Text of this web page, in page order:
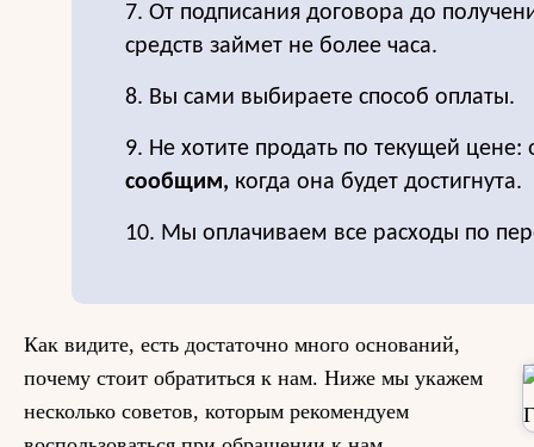
7. От подписания договора до
средств займет не более часа.
8. Вы сами выбираете способ оплаты.
9. Не хотите продать по текущей цене:
сообщим, когда она будет достигнута.
10. Мы оплачиваем все расходы по
Как видите, есть достаточно много оснований,
почему стоит обратиться к нам. Ниже мы укажем
несколько советов, которым рекомендуем